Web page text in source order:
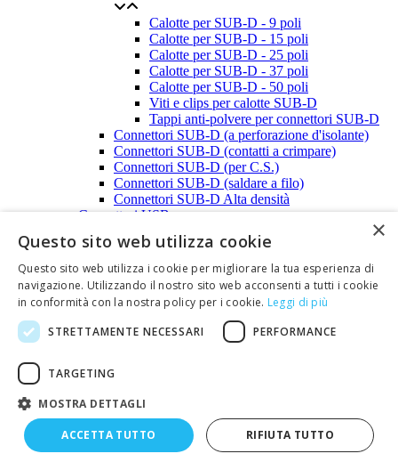
Calotte per SUB-D - 9 poli
Calotte per SUB-D - 15 poli
Calotte per SUB-D - 25 poli
Calotte per SUB-D - 37 poli
Calotte per SUB-D - 50 poli
Viti e clips per calotte SUB-D
Tappi anti-polvere per connettori SUB-D
Connettori SUB-D (a perforazione d'isolante)
Connettori SUB-D (contatti a crimpare)
Connettori SUB-D (per C.S.)
Connettori SUB-D (saldare a filo)
Connettori SUB-D Alta densità
Connettori USB
Blocchetti irreversibili per faston
Coprifaston
Faston e coprifaston in kit
Faston non isolati
Faston preisolati
Faston preisolati maschi
Faston preisolati femmine
Jack e plug audio
Prese audio 3,5mm
Prese audio 6,3mm
Spine audio 2,5-6,3mm
×
Questo sito web utilizza cookie
Questo sito web utilizza i cookie per migliorare la tua esperienza di
navigazione. Utilizzando il nostro sito web acconsenti a tutti i cookie
in conformità con la nostra policy per i cookie. Leggi di più
STRETTAMENTE NECESSARI
PERFORMANCE
TARGETING
MOSTRA DETTAGLI
ACCETTA TUTTO RIFIUTA TUTTO